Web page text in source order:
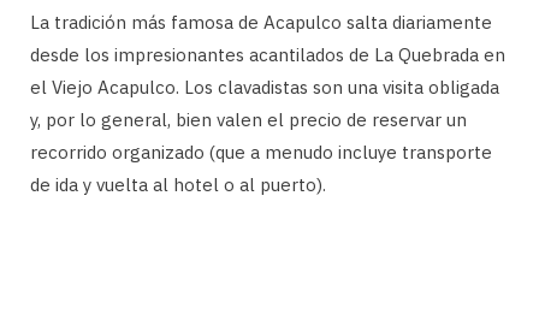
La tradición más famosa de Acapulco salta diariamente
desde los impresionantes acantilados de La Quebrada en
el Viejo Acapulco. Los clavadistas son una visita obligada
y, por lo general, bien valen el precio de reservar un
recorrido organizado (que a menudo incluye transporte
de ida y vuelta al hotel o al puerto).